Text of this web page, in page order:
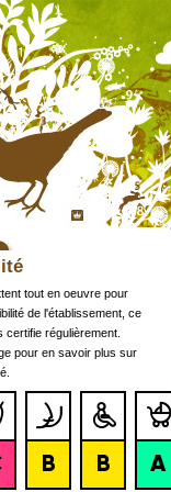
tout en oeuvre pour
de l'établissement, ce
certifie régulièrement.
pour en savoir plus sur